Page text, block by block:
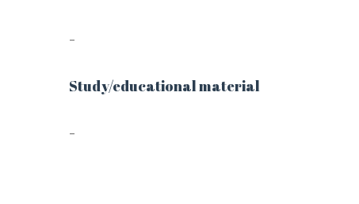
–
Study/educational material
–